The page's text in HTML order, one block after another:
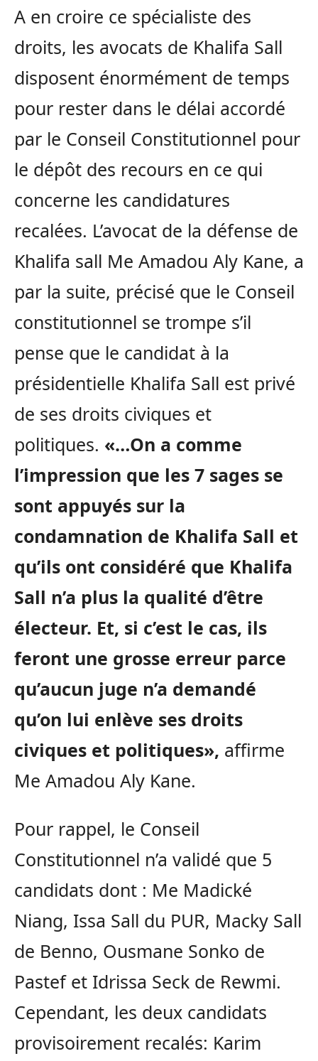
A en croire ce spécialiste des
droits, les avocats de Khalifa Sall
disposent énormément de temps
pour rester dans le délai accordé
par le Conseil Constitutionnel pour
le dépôt des recours en ce qui
concerne les candidatures
recalées. L’avocat de la défense de
Khalifa sall Me Amadou Aly Kane, a
par la suite, précisé que le Conseil
constitutionnel se trompe s’il
pense que le candidat à la
présidentielle Khalifa Sall est privé
de ses droits civiques et
politiques. «…On a comme
l’impression que les 7 sages se
sont appuyés sur la
condamnation de Khalifa Sall et
qu’ils ont considéré que Khalifa
Sall n’a plus la qualité d’être
électeur. Et, si c’est le cas, ils
feront une grosse erreur parce
qu’aucun juge n’a demandé
qu’on lui enlève ses droits
civiques et politiques», affirme
Me Amadou Aly Kane.
Pour rappel, le Conseil
Constitutionnel n’a validé que 5
candidats dont : Me Madické
Niang, Issa Sall du PUR, Macky Sall
de Benno, Ousmane Sonko de
Pastef et Idrissa Seck de Rewmi.
Cependant, les deux candidats
provisoirement recalés: Karim